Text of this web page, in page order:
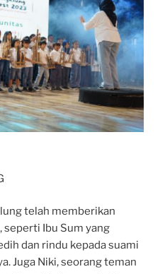
telah memberikan
seperti Ibu Sum yang
dan rindu kepada suami
Juga Niki, seorang teman